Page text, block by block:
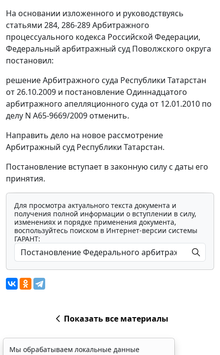
На основании изложенного и руководствуясь
статьями 284, 286-289Арбитражного
процессуального кодекса Российской Федерации,
Федеральный арбитражный суд Поволжского округа
постановил:
решение Арбитражного суда Республики Татарстан
от 26.10.2009 и постановление Одиннадцатого
арбитражного апелляционного суда от 12.01.2010 по
делу N А65-9669/2009 отменить.
Направить дело на новое рассмотрение
Арбитражный суд Республики Татарстан.
Постановление вступает в законную силу с даты его
принятия.
Для просмотра актуального текста документа и
получения полной информации о вступлении в силу,
изменениях и порядке применения документа,
воспользуйтесь поиском в Интернет-версии системы
ГАРАНТ:
Показать все материалы
Мы обрабатываем локальные данные